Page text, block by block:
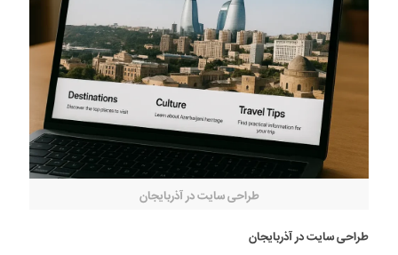
طراحی سایت در آذربایجان
طراحی سایت در آذربایجان